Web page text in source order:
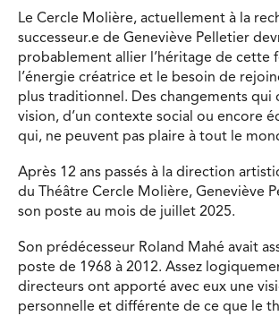
Le Cercle Molière, actuellement à la
successeur.e de Geneviève Pelletier
probablement allier l’héritage de cette
l’énergie créatrice et le besoin de
plus traditionnel. Des changements qui
vision, d’un contexte social ou encore
qui, ne peuvent pas plaire à tout le
Après 12 ans passés à la direction
du Théâtre Cercle Molière, Geneviève
son poste au mois de juillet 2025.
Son prédécesseur Roland Mahé avait
poste de 1968 à 2012. Assez
directeurs ont apporté avec eux une
personnelle et différente de ce que le